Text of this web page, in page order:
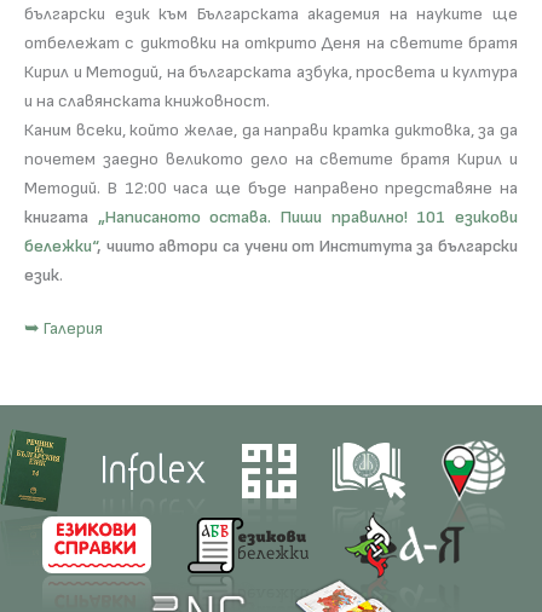
български език към Българската академия на науките ще
отбележат с диктовки на открито Деня на светите братя
Кирил и Методий, на българската азбука, просвета и култура
и на славянската книжовност.
Каним всеки, който желае, да направи кратка диктовка, за да
почетем заедно великото дело на светите братя Кирил и
Методий. В 12:00 часа ще бъде направено представяне на
книгата „Написаното остава. Пиши правилно! 101 езикови
бележки“, чиито автори са учени от Института за български
език.
➥ Галерия